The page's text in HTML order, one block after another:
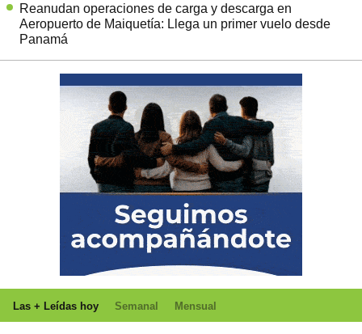
Reanudan operaciones de carga y descarga en
Aeropuerto de Maiquetía: Llega un primer vuelo desde
Panamá
Las + Leídas hoy Semanal Mensual